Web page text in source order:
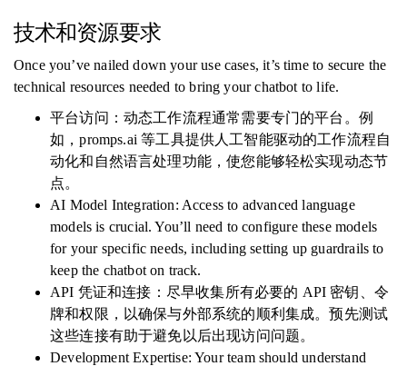
技术和资源要求
Once you’ve nailed down your use cases, it’s time to secure the
technical resources needed to bring your chatbot to life.
平台访问：动态工作流程通常需要专门的平台。例
如，promps.ai 等工具提供人工智能驱动的工作流程自
动化和自然语言处理功能，使您能够轻松实现动态节
点。
AI Model Integration: Access to advanced language
models is crucial. You’ll need to configure these models
for your specific needs, including setting up guardrails to
keep the chatbot on track.
API 凭证和连接：尽早收集所有必要的 API 密钥、令
牌和权限，以确保与外部系统的顺利集成。预先测试
这些连接有助于避免以后出现访问问题。
Development Expertise: Your team should understand